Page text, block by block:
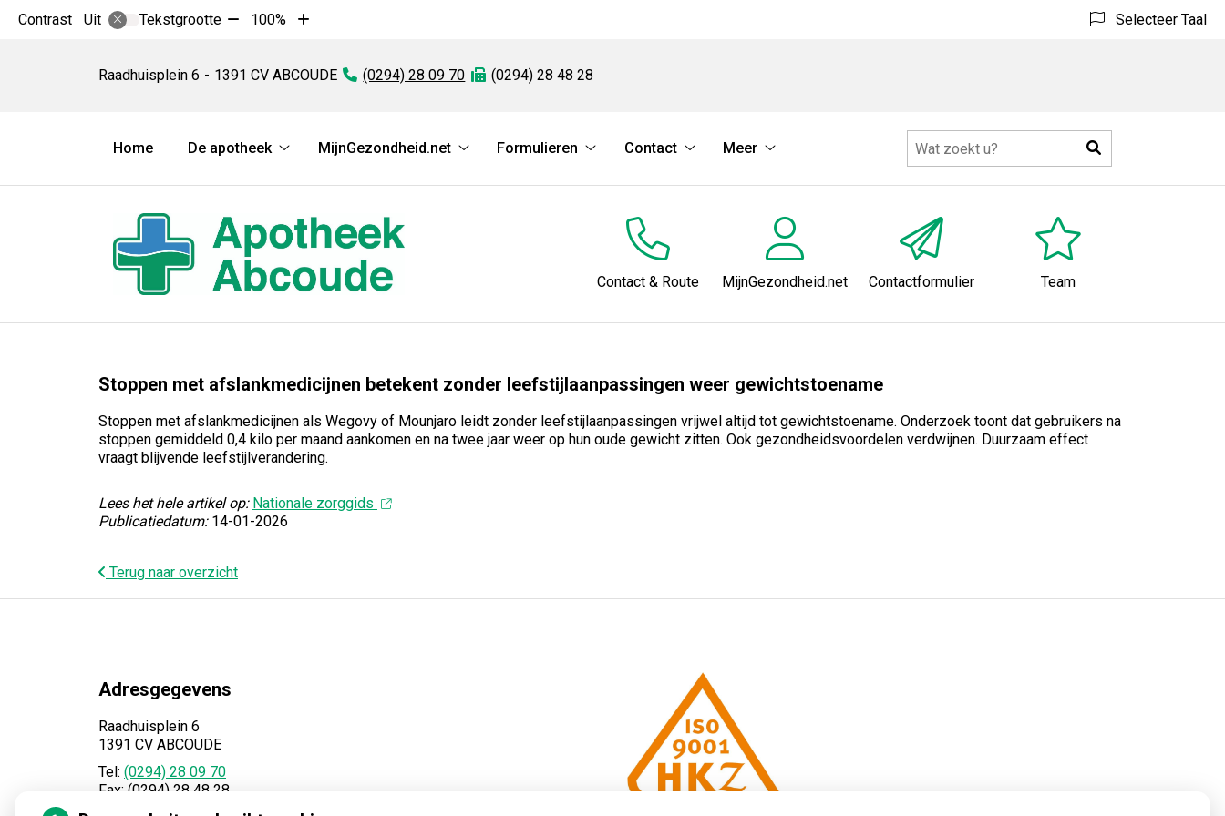
Contrast Uit Tekstgrootte Tekst
10%
100%
Tekst
10%
Selecteer Taal
Raadhuisplein 6 1391 CV ABCOUDE Tel:
(0294) 28 09 70 Fax:
(0294) 28 48 28
Hoofdmenu
Home
De apotheek
apotheek
submenu
MijnGezondheid.net
submenu
Formulieren
submenu
Contact
submenu
Meer
submenu
Zoeken
Contact & Route MijnGezondheid.net Contactformulier Team
Stoppen met afslankmedicijnen betekent zonder leefstijlaanpassingen weer gewichtstoename
Stoppen met afslankmedicijnen als Wegovy of Mounjaro leidt zonder leefstijlaanpassingen vrijwel altijd tot gewichtstoename. Onderzoek toont dat gebruikers na
stoppen gemiddeld 0,4 kilo per maand aankomen en na twee jaar weer op hun oude gewicht zitten. Ook gezondheidsvoordelen verdwijnen. Duurzaam effect
vraagt blijvende leefstijlverandering.
Lees het hele artikel op: Nationale zorggids
Publicatiedatum: 14-01-2026
Terug naar overzicht
Adresgegevens
Raadhuisplein 6
1391 CV ABCOUDE
Tel: (0294) 28 09 70
Fax: (0294) 28 48 28